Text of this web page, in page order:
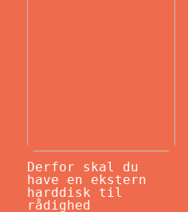
Derfor skal du
have en ekstern
harddisk til
rådighed